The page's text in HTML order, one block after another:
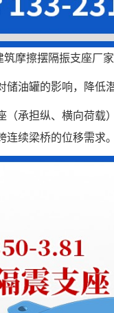
筑摩擦摆隔振支座厂家
储油罐的影响，降低
（承担纵、横向荷载
连续梁桥的位移需求